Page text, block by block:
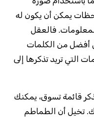
يمكن أن يكون له
فالعقل
أفضل من الكلمات
التي تريد تذكرها إلى
قائمة تسوق، يمكنك
تخيل أن الطماطم